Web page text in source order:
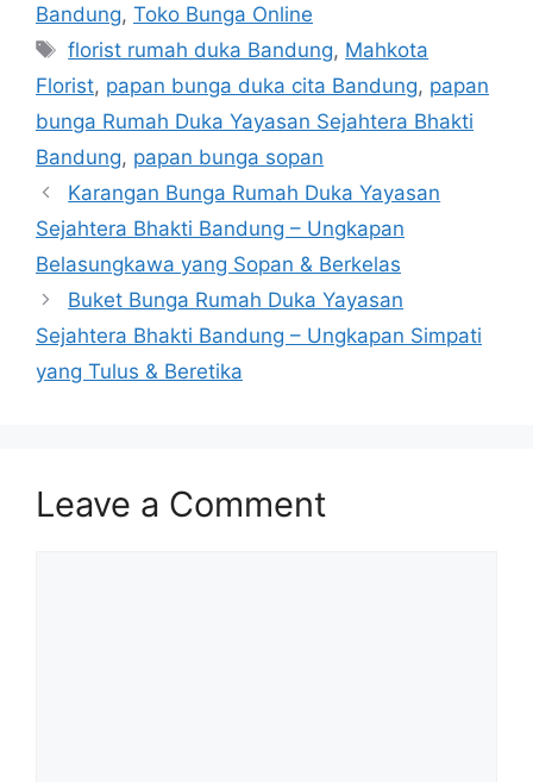
Bandung, Toko Bunga Online
florist rumah duka Bandung, Mahkota
Florist, papan bunga duka cita Bandung, papan
bunga Rumah Duka Yayasan Sejahtera Bhakti
Bandung, papan bunga sopan
Karangan Bunga Rumah Duka Yayasan
Sejahtera Bhakti Bandung – Ungkapan
Belasungkawa yang Sopan & Berkelas
Buket Bunga Rumah Duka Yayasan
Sejahtera Bhakti Bandung – Ungkapan Simpati
yang Tulus & Beretika
Leave a Comment